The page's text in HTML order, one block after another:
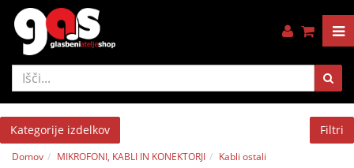
Kategorije izdelkov Filtri
Domov MIKROFONI, KABLI IN KONEKTORJI Kabli ostali